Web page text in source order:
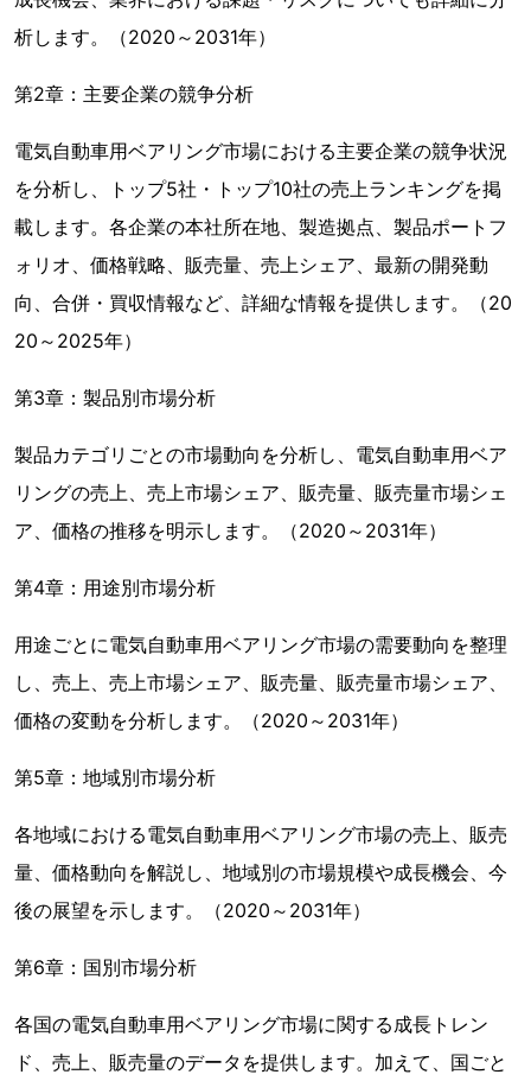
析します。（2020～2031年）
第2章：主要企業の競争分析
電気自動車用ベアリング市場における主要企業の競争状況
を分析し、トップ5社・トップ10社の売上ランキングを掲
載します。各企業の本社所在地、製造拠点、製品ポートフ
ォリオ、価格戦略、販売量、売上シェア、最新の開発動
向、合併・買収情報など、詳細な情報を提供します。（20
20～2025年）
第3章：製品別市場分析
製品カテゴリごとの市場動向を分析し、電気自動車用ベア
リングの売上、売上市場シェア、販売量、販売量市場シェ
ア、価格の推移を明示します。（2020～2031年）
第4章：用途別市場分析
用途ごとに電気自動車用ベアリング市場の需要動向を整理
し、売上、売上市場シェア、販売量、販売量市場シェア、
価格の変動を分析します。（2020～2031年）
第5章：地域別市場分析
各地域における電気自動車用ベアリング市場の売上、販売
量、価格動向を解説し、地域別の市場規模や成長機会、今
後の展望を示します。（2020～2031年）
第6章：国別市場分析
各国の電気自動車用ベアリング市場に関する成長トレン
ド、売上、販売量のデータを提供します。加えて、国ごと